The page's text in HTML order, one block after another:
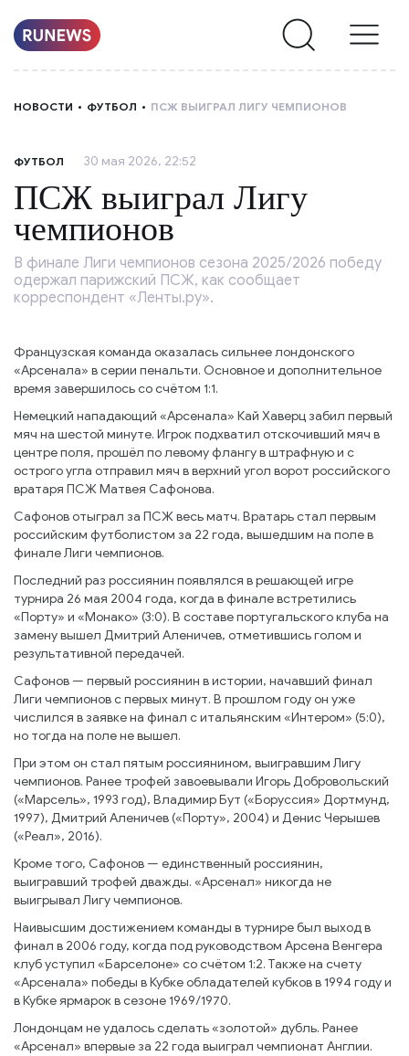
О
НОВОСТИ ФУТБОЛ ПСЖ ВЫИГРАЛ ЛИГУ ЧЕМПИОНОВ
ФУТБОЛ 30 мая 2026, 22:52
ПСЖ выиграл Лигу
чемпионов
В финале Лиги чемпионов сезона 2025/2026 победу
одержал парижский ПСЖ, как сообщает
корреспондент «Ленты.ру».
Французская команда оказалась сильнее лондонского
«Арсенала» в серии пенальти. Основное и дополнительное
время завершилось со счётом 1:1.
Немецкий нападающий «Арсенала» Кай Хаверц забил первый
мяч на шестой минуте. Игрок подхватил отскочивший мяч в
центре поля, прошёл по левому флангу в штрафную и с
острого угла отправил мяч в верхний угол ворот российского
вратаря ПСЖ Матвея Сафонова.
Сафонов отыграл за ПСЖ весь матч. Вратарь стал первым
российским футболистом за 22 года, вышедшим на поле в
финале Лиги чемпионов.
Последний раз россиянин появлялся в решающей игре
турнира 26 мая 2004 года, когда в финале встретились
«Порту» и «Монако» (3:0). В составе португальского клуба на
замену вышел Дмитрий Аленичев, отметившись голом и
результативной передачей.
Сафонов — первый россиянин в истории, начавший финал
Лиги чемпионов с первых минут. В прошлом году он уже
числился в заявке на финал с итальянским «Интером» (5:0),
но тогда на поле не вышел.
При этом он стал пятым россиянином, выигравшим Лигу
чемпионов. Ранее трофей завоевывали Игорь Добровольский
(«Марсель», 1993 год), Владимир Бут («Боруссия» Дортмунд,
1997), Дмитрий Аленичев («Порту», 2004) и Денис Черышев
(«Реал», 2016).
Кроме того, Сафонов — единственный россиянин,
выигравший трофей дважды. «Арсенал» никогда не
выигрывал Лигу чемпионов.
Наивысшим достижением команды в турнире был выход в
финал в 2006 году, когда под руководством Арсена Венгера
клуб уступил «Барселоне» со счётом 1:2. Также на счету
«Арсенала» победы в Кубке обладателей кубков в 1994 году и
в Кубке ярмарок в сезоне 1969/1970.
Лондонцам не удалось сделать «золотой» дубль. Ранее
«Арсенал» впервые за 22 года выиграл чемпионат Англии.